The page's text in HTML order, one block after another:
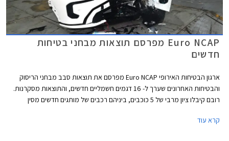
Euro NCAP מפרסם תוצאות מבחני בטיחות
חדשים
ארגון הבטיחות האירופי Euro NCAP מפרסם את תוצאות סבב מבחני הריסוק
והבטיחות האחרונים שערך ל- 16 דגמים חשמליים חדשים, והתוצאות מסקרנות.
רובם קיבלו ציון מרבי של 5 כוכבים, ביניהם רכבים של מותגים חדשים מסין
ציונים של 4 כוכבים וחלקם כמעט איבדו את הכוכב החמישי.
קרא עוד